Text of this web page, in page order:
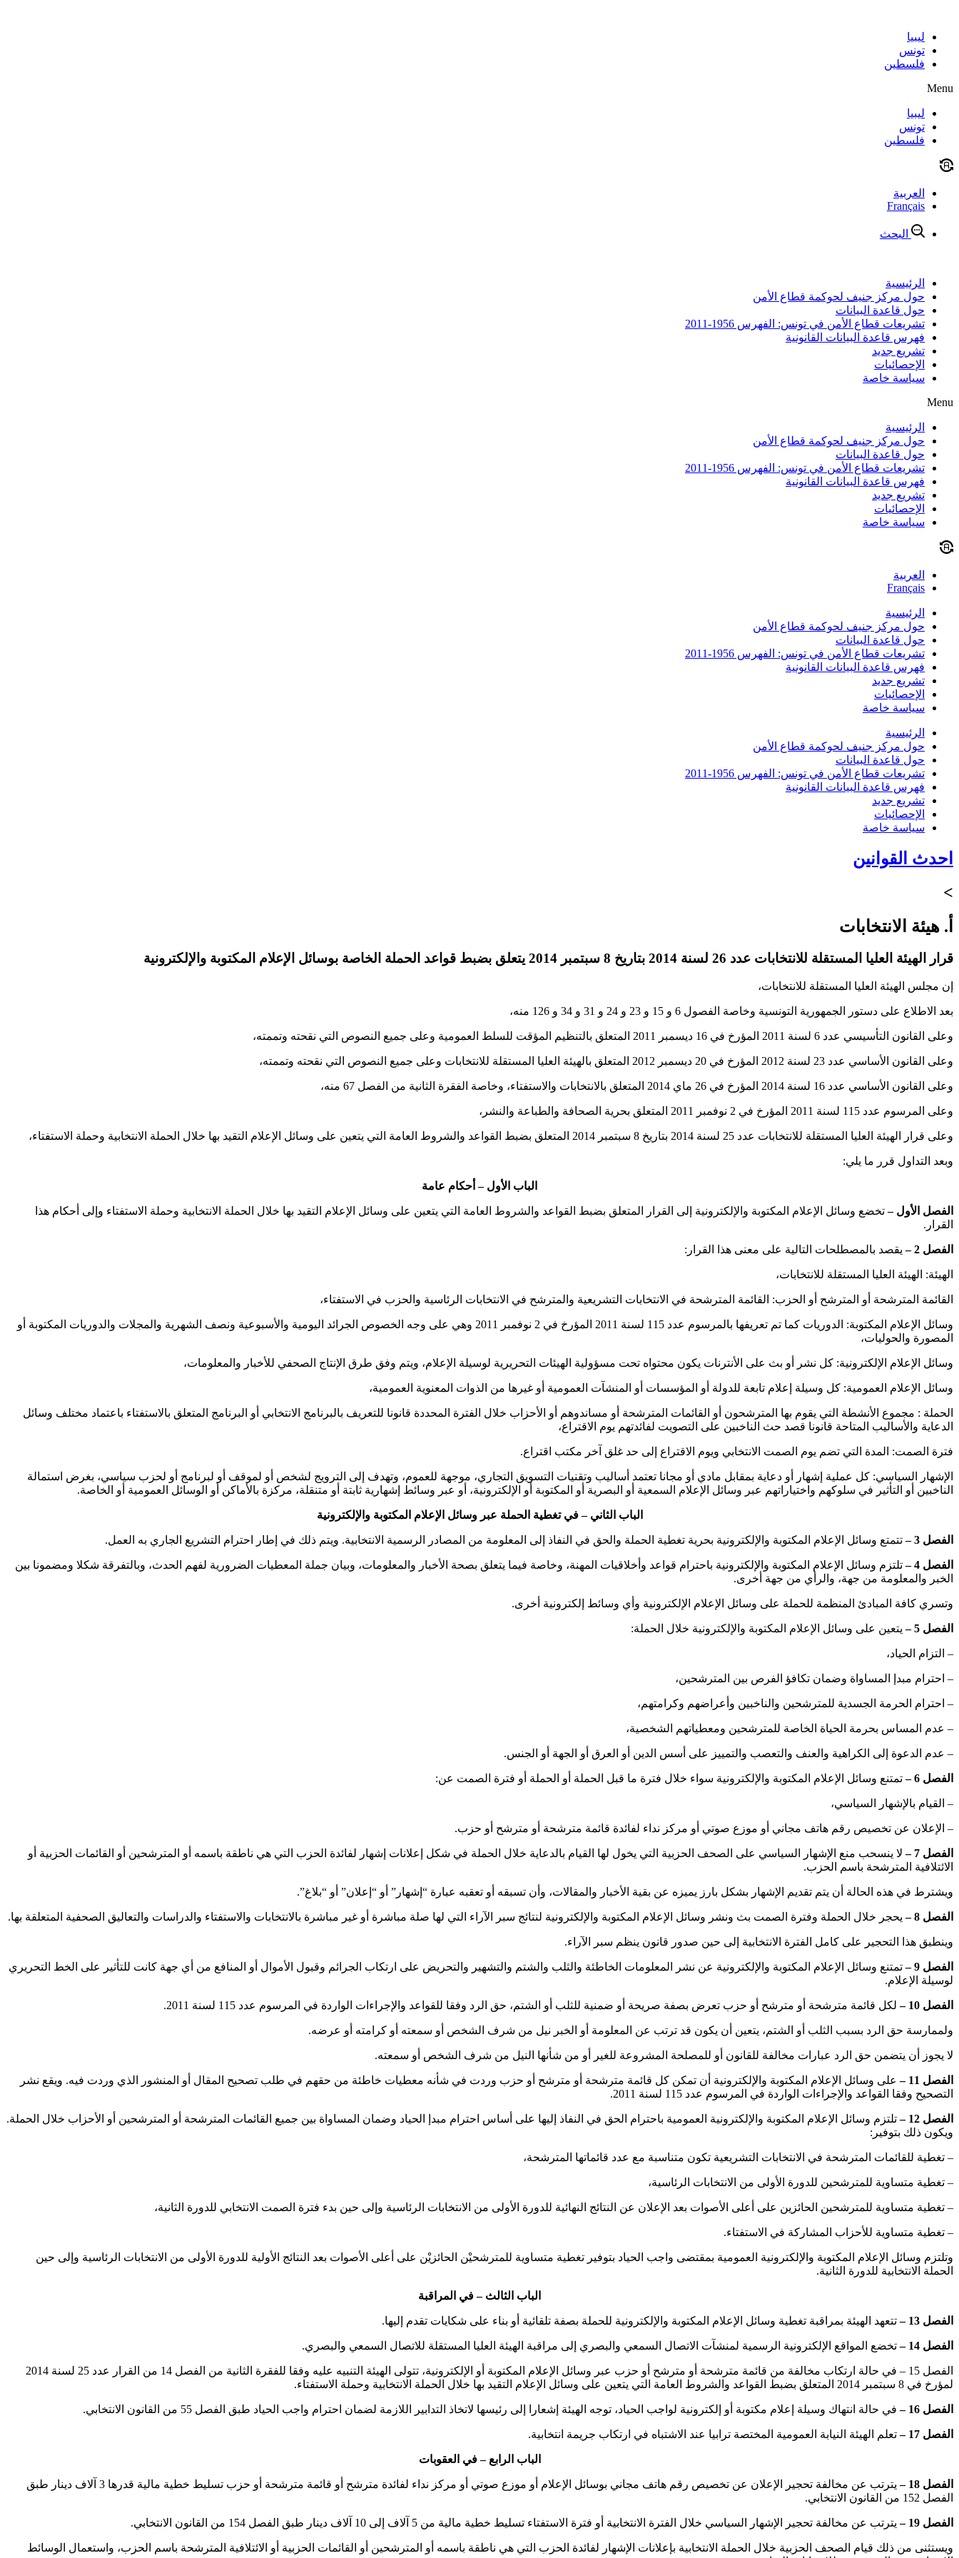
contentليبيا
تونس
فلسطين
Menu
ليبيا
تونس
فلسطين
العربية
Français
البحث
الرئيسية
حول مركز جنيف لحوكمة قطاع الأمن
حول قاعدة البيانات
تشريعات قطاع الأمن في تونس: الفهرس 1956-2011
فهرس قاعدة البيانات القانونية
تشريع جديد
الإحصائيات
سياسة خاصة
Menu
الرئيسية
حول مركز جنيف لحوكمة قطاع الأمن
حول قاعدة البيانات
تشريعات قطاع الأمن في تونس: الفهرس 1956-2011
فهرس قاعدة البيانات القانونية
تشريع جديد
الإحصائيات
سياسة خاصة
العربية
Français
الرئيسية
حول مركز جنيف لحوكمة قطاع الأمن
حول قاعدة البيانات
تشريعات قطاع الأمن في تونس: الفهرس 1956-2011
فهرس قاعدة البيانات القانونية
تشريع جديد
الإحصائيات
سياسة خاصة
الرئيسية
حول مركز جنيف لحوكمة قطاع الأمن
حول قاعدة البيانات
تشريعات قطاع الأمن في تونس: الفهرس 1956-2011
فهرس قاعدة البيانات القانونية
تشريع جديد
الإحصائيات
سياسة خاصة
احدث القوانين
>
أ. هيئة الانتخابات
قرار الهيئة العليا المستقلة للانتخابات عدد 26 لسنة 2014 بتاريخ 8 سبتمبر 2014 يتعلق بضبط قواعد الحملة الخاصة بوسائل الإعلام المكتوبة والإلكترونية
إن مجلس الهيئة العليا المستقلة للانتخابات،
بعد الاطلاع على دستور الجمهورية التونسية وخاصة الفصول 6 و 15 و 23 و 24 و 31 و 34 و 126 منه،
وعلى القانون التأسيسي عدد 6 لسنة 2011 المؤرخ في 16 ديسمبر 2011 المتعلق بالتنظيم المؤقت للسلط العمومية وعلى جميع النصوص التي نقحته وتممته،
وعلى القانون الأساسي عدد 23 لسنة 2012 المؤرخ في 20 ديسمبر 2012 المتعلق بالهيئة العليا المستقلة للانتخابات وعلى جميع النصوص التي نقحته وتممته،
وعلى القانون الأساسي عدد 16 لسنة 2014 المؤرخ في 26 ماي 2014 المتعلق بالانتخابات والاستفتاء، وخاصة الفقرة الثانية من الفصل 67 منه،
وعلى المرسوم عدد 115 لسنة 2011 المؤرخ في 2 نوفمبر 2011 المتعلق بحرية الصحافة والطباعة والنشر،
وعلى قرار الهيئة العليا المستقلة للانتخابات عدد 25 لسنة 2014 بتاريخ 8 سبتمبر 2014 المتعلق بضبط القواعد والشروط العامة التي يتعين على وسائل الإعلام التقيد بها خلال الحملة الانتخابية وحملة الاستفتاء،
وبعد التداول قرر ما يلي:
الباب الأول – أحكام عامة
الفصل الأول –تخضع وسائل الإعلام المكتوبة والإلكترونية إلى القرار المتعلق بضبط القواعد والشروط العامة التي يتعين على وسائل الإعلام التقيد بها خلال الحملة الانتخابية وحملة الاستفتاء وإلى أحكام هذا
القرار.
الفصل 2 – يقصد بالمصطلحات التالية على معنى هذا القرار:
الهيئة: الهيئة العليا المستقلة للانتخابات،
القائمة المترشحة أو المترشح أو الحزب: القائمة المترشحة في الانتخابات التشريعية والمترشح في الانتخابات الرئاسية والحزب في الاستفتاء،
وسائل الإعلام المكتوبة: الدوريات كما تم تعريفها بالمرسوم عدد 115 لسنة 2011 المؤرخ في 2 نوفمبر 2011 وهي على وجه الخصوص الجرائد اليومية والأسبوعية ونصف الشهرية والمجلات والدوريات المكتوبة أو
المصورة والحوليات،
وسائل الإعلام الإلكترونية: كل نشر أو بث على الأنترنات يكون محتواه تحت مسؤولية الهيئات التحريرية لوسيلة الإعلام، ويتم وفق طرق الإنتاج الصحفي للأخبار والمعلومات،
وسائل الإعلام العمومية: كل وسيلة إعلام تابعة للدولة أو المؤسسات أو المنشآت العمومية أو غيرها من الذوات المعنوية العمومية،
الحملة : مجموع الأنشطة التي يقوم بها المترشحون أو القائمات المترشحة أو مساندوهم أو الأحزاب خلال الفترة المحددة قانونا للتعريف بالبرنامج الانتخابي أو البرنامج المتعلق بالاستفتاء باعتماد مختلف وسائل
الدعاية والأساليب المتاحة قانونا قصد حث الناخبين على التصويت لفائدتهم يوم الاقتراع،
فترة الصمت: المدة التي تضم يوم الصمت الانتخابي ويوم الاقتراع إلى حد غلق آخر مكتب اقتراع.
الإشهار السياسي: كل عملية إشهار أو دعاية بمقابل مادي أو مجانا تعتمد أساليب وتقنيات التسويق التجاري، موجهة للعموم، وتهدف إلى الترويج لشخص أو لموقف أو لبرنامج أو لحزب سياسي، بغرض استمالة
الناخبين أو التأثير في سلوكهم واختياراتهم عبر وسائل الإعلام السمعية أو البصرية أو المكتوبة أو الإلكترونية، أو عبر وسائط إشهارية ثابتة أو متنقلة، مركزة بالأماكن أو الوسائل العمومية أو الخاصة.
الباب الثاني – في تغطية الحملة عبر وسائل الإعلام المكتوبة والإلكترونية
الفصل 3 – تتمتع وسائل الإعلام المكتوبة والإلكترونية بحرية تغطية الحملة والحق في النفاذ إلى المعلومة من المصادر الرسمية الانتخابية. ويتم ذلك في إطار احترام التشريع الجاري به العمل.
الفصل 4 –
تلتزم وسائل الإعلام المكتوبة والإلكترونية باحترام قواعد وأخلاقيات المهنة، وخاصة فيما يتعلق بصحة الأخبار والمعلومات، وبيان جملة المعطيات الضرورية لفهم الحدث، وبالتفرقة شكلا ومضمونا بين
الخبر والمعلومة من جهة، والرأي من جهة أخرى.
وتسري كافة المبادئ المنظمة للحملة على وسائل الإعلام الإلكترونية وأي وسائط إلكترونية أخرى.
الفصل 5 – يتعين على وسائل الإعلام المكتوبة والإلكترونية خلال الحملة:
– التزام الحياد،
– احترام مبدإ المساواة وضمان تكافؤ الفرص بين المترشحين،
– احترام الحرمة الجسدية للمترشحين والناخبين وأعراضهم وكرامتهم،
– عدم المساس بحرمة الحياة الخاصة للمترشحين ومعطياتهم الشخصية،
– عدم الدعوة إلى الكراهية والعنف والتعصب والتمييز على أسس الدين أو العرق أو الجهة أو الجنس.
الفصل 6 – تمتنع وسائل الإعلام المكتوبة والإلكترونية سواء خلال فترة ما قبل الحملة أو الحملة أو فترة الصمت عن:
– القيام بالإشهار السياسي،
– الإعلان عن تخصيص رقم هاتف مجاني أو موزع صوتي أو مركز نداء لفائدة قائمة مترشحة أو مترشح أو حزب.
الفصل 7 –
لا ينسحب منع الإشهار السياسي على الصحف الحزبية التي يخول لها القيام بالدعاية خلال الحملة في شكل إعلانات إشهار لفائدة الحزب التي هي ناطقة باسمه أو المترشحين أو القائمات الحزبية أو
الائتلافية المترشحة باسم الحزب.
ويشترط في هذه الحالة أن يتم تقديم الإشهار بشكل بارز يميزه عن بقية الأخبار والمقالات، وأن تسبقه أو تعقبه عبارة “إشهار” أو “إعلان” أو “بلاغ”.
الفصل 8 – يحجر خلال الحملة وفترة الصمت بث ونشر وسائل الإعلام المكتوبة والإلكترونية لنتائج سبر الآراء التي لها صلة مباشرة أو غير مباشرة بالانتخابات والاستفتاء والدراسات والتعاليق الصحفية المتعلقة بها.
وينطبق هذا التحجير على كامل الفترة الانتخابية إلى حين صدور قانون ينظم سبر الآراء.
الفصل 9 –
تمتنع وسائل الإعلام المكتوبة والإلكترونية عن نشر المعلومات الخاطئة والثلب والشتم والتشهير والتحريض على ارتكاب الجرائم وقبول الأموال أو المنافع من أي جهة كانت للتأثير على الخط التحريري
لوسيلة الإعلام.
الفصل 10 – لكل قائمة مترشحة أو مترشح أو حزب تعرض بصفة صريحة أو ضمنية للثلب أو الشتم، حق الرد وفقا للقواعد والإجراءات الواردة في المرسوم عدد 115 لسنة 2011.
ولممارسة حق الرد بسبب الثلب أو الشتم، يتعين أن يكون قد ترتب عن المعلومة أو الخبر نيل من شرف الشخص أو سمعته أو كرامته أو عرضه.
لا يجوز أن يتضمن حق الرد عبارات مخالفة للقانون أو للمصلحة المشروعة للغير أو من شأنها النيل من شرف الشخص أو سمعته.
الفصل 11 –
على وسائل الإعلام المكتوبة والإلكترونية أن تمكن كل قائمة مترشحة أو مترشح أو حزب وردت في شأنه معطيات خاطئة من حقهم في طلب تصحيح المقال أو المنشور الذي وردت فيه. ويقع نشر
التصحيح وفقا القواعد والإجراءات الواردة في المرسوم عدد 115 لسنة 2011.
الفصل 12 –
تلتزم وسائل الإعلام المكتوبة والإلكترونية العمومية باحترام الحق في النفاذ إليها على أساس احترام مبدإ الحياد وضمان المساواة بين جميع القائمات المترشحة أو المترشحين أو الأحزاب خلال الحملة.
ويكون ذلك بتوفير:
– تغطية للقائمات المترشحة في الانتخابات التشريعية تكون متناسبة مع عدد قائماتها المترشحة،
– تغطية متساوية للمترشحين للدورة الأولى من الانتخابات الرئاسية،
– تغطية متساوية للمترشحين الحائزين على أعلى الأصوات بعد الإعلان عن النتائج النهائية للدورة الأولى من الانتخابات الرئاسية وإلى حين بدء فترة الصمت الانتخابي للدورة الثانية،
– تغطية متساوية للأحزاب المشاركة في الاستفتاء.
وتلتزم وسائل الإعلام المكتوبة والإلكترونية العمومية بمقتضى واجب الحياد بتوفير تغطية متساوية للمترشحيْن الحائزيْن على أعلى الأصوات بعد النتائج الأولية للدورة الأولى من الانتخابات الرئاسية وإلى حين
الحملة الانتخابية للدورة الثانية.
الباب الثالث – في المراقبة
الفصل 13 – تتعهد الهيئة بمراقبة تغطية وسائل الإعلام المكتوبة والإلكترونية للحملة بصفة تلقائية أو بناء على شكايات تقدم إليها.
الفصل 14 – تخضع المواقع الإلكترونية الرسمية لمنشآت الاتصال السمعي والبصري إلى مراقبة الهيئة العليا المستقلة للاتصال السمعي والبصري.
الفصل 15 – في حالة ارتكاب مخالفة من قائمة مترشحة أو مترشح أو حزب عبر وسائل الإعلام المكتوبة أو الإلكترونية، تتولى الهيئة التنبيه عليه وفقا للفقرة الثانية من الفصل 14 من القرار عدد 25 لسنة 2014
لمؤرخ في 8 سبتمبر 2014 المتعلق بضبط القواعد والشروط العامة التي يتعين على وسائل الإعلام التقيد بها خلال الحملة الانتخابية وحملة الاستفتاء.
الفصل 16 – في حالة انتهاك وسيلة إعلام مكتوبة أو إلكترونية لواجب الحياد، توجه الهيئة إشعارا إلى رئيسها لاتخاذ التدابير اللازمة لضمان احترام واجب الحياد طبق الفصل 55 من القانون الانتخابي.
الفصل 17 – تعلم الهيئة النيابة العمومية المختصة ترابيا عند الاشتباه في ارتكاب جريمة انتخابية.
الباب الرابع – في العقوبات
الفصل 18 –
يترتب عن مخالفة تحجير الإعلان عن تخصيص رقم هاتف مجاني بوسائل الإعلام أو موزع صوتي أو مركز نداء لفائدة مترشح أو قائمة مترشحة أو حزب تسليط خطية مالية قدرها 3 آلاف دينار طبق
الفصل 152 من القانون الانتخابي.
الفصل 19 – يترتب عن مخالفة تحجير الإشهار السياسي خلال الفترة الانتخابية أو فترة الاستفتاء تسليط خطية مالية من 5 آلاف إلى 10 آلاف دينار طبق الفصل 154 من القانون الانتخابي.
ويستثنى من ذلك قيام الصحف الحزبية خلال الحملة الانتخابية بإعلانات الإشهار لفائدة الحزب التي هي ناطقة باسمه أو المترشحين أو القائمات الحزبية أو الائتلافية المترشحة باسم الحزب، واستعمال الوسائط